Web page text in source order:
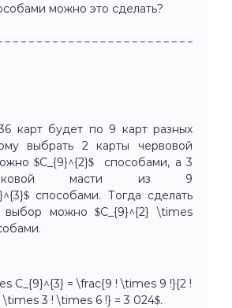
можно это сделать?
карт будет по 9 карт разных
выбрать 2 карты червовой
$C_{9}^{2}$ способами, а 3
масти из 9
способами. Тогда сделать
выбор можно $C_{9}^{2} \times
C_{9}^{3} = \frac{9 ! \times 9 !}{2 !
3 ! \times 6 !} = 3 024$.